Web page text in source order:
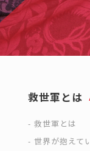
救世軍とは
救世軍とは
世界が抱えて